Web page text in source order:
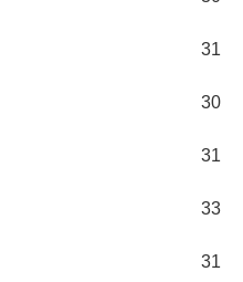
31
30
31
33
31